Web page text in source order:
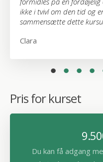
I den positive
som skaber trivsel og
i tråd med begrebet
behandling, der
kontakt til vores
timer på hverdage. Og
ikke i tvivl om den tid og
sammensætte dette
Clara
Pris for kurset
Du kan få adgang